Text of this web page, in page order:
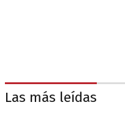
Las más leídas